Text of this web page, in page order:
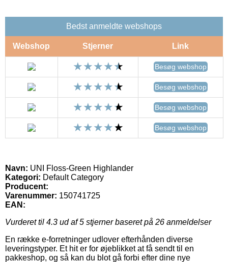
Bedst anmeldte webshops
Webshop Stjerner Link
Besøg webshop
Besøg webshop
Besøg webshop
Besøg webshop
Navn: UNI Floss-Green Highlander
Kategori: Default Category
Producent:
Varenummer: 150741725
EAN:
Vurderet til 4.3 ud af 5 stjerner baseret på 26 anmeldelser
En række e-forretninger udlover efterhånden diverse
leveringstyper. Et hit er for øjeblikket at få sendt til en
pakkeshop, og så kan du blot gå forbi efter dine nye